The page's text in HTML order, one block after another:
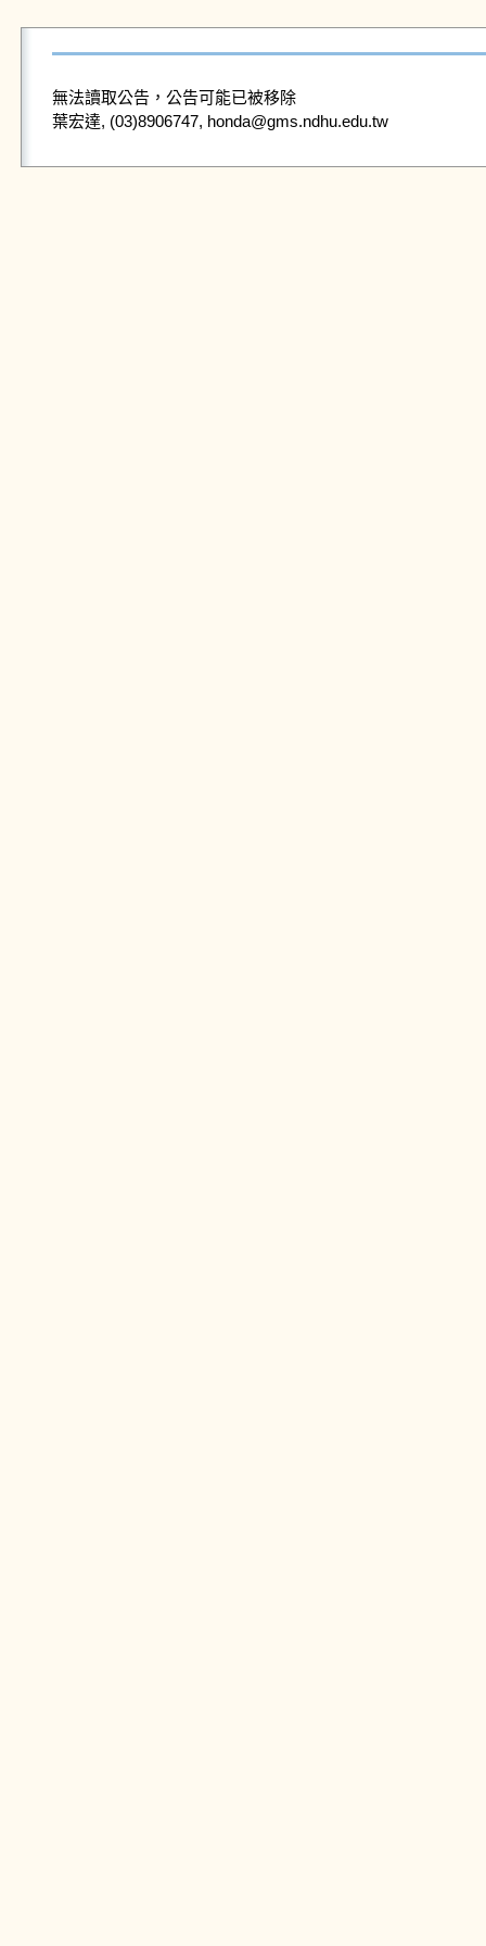
無法讀取公告，公告可能已被移除
葉宏達, (03)8906747, honda@gms.ndhu.edu.tw